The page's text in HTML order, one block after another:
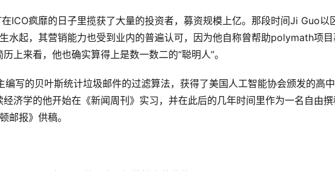
ICO疯靡的日子里揽获了大量的投资者，募资规模上亿。那段时间Ji Guo以
水起，其营销能力也受到业内的普遍认可，因为他自称曾帮助polymath项
上来看，他也确实算得上是数一数二的“聪明人”。
写的贝叶斯统计垃圾邮件的过滤算法，获得了美国人工智能协会颁发的高
济学的他开始在《新闻周刊》实习，并在此后的几年时间里作为一名自由
邮报》供稿。